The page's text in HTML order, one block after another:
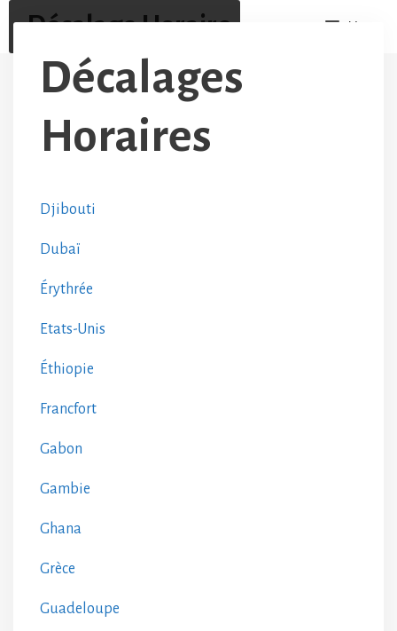
contenu
Décalage Horaire Menu
Décalages
Horaires
Djibouti
Dubaï
Érythrée
Etats-Unis
Éthiopie
Francfort
Gabon
Gambie
Ghana
Grèce
Guadeloupe